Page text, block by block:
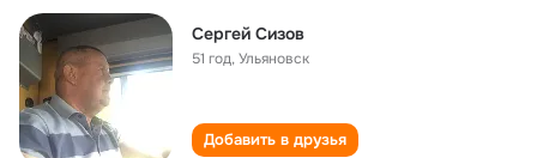
Сергей Сизов
51 год,Ульяновск
Добавить в друзья